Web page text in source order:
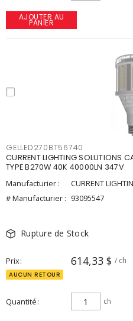
AJOUTER AU
PANIER
GELLED270BT56740
CURRENT LIGHTING SOLUTIONS
TYPE B270W 40K 40000LN 347V
Manufacturier :
CURRENT
# Manufacturier : 93095547
Rupture de Stock
Prix 614,33 $ / ch
AUCUN RETOUR
Quantité ch